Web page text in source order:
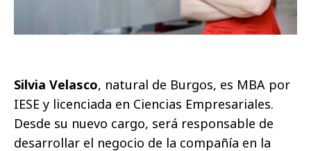
Silvia Velasco, natural de Burgos, es MBA por
IESE y licenciada en Ciencias Empresariales.
Desde su nuevo cargo, será responsable de
desarrollar el negocio de la compañía en la